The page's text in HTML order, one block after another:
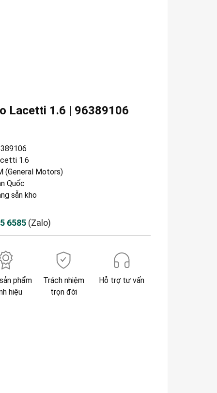
Lacetti 1.6 | 96389106
1.6
(General Motors)
Quốc
sẵn kho
6585 (Zalo)
phẩm
hiệu
Trách nhiệm
trọn đời
Hỗ trợ tư vấn